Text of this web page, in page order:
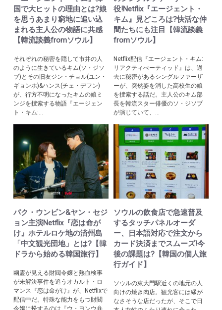
国で大ヒットの理由とは?娘
を思うあまり窮地に追い込
まれる主人公の物語に共感
【韓流談義fromソウル】
それぞれの秘密を隠して市井の人
のように生きているキム(ソ・ジソ
ブ)とその旧友ジン・チョル(ユン・
ギョンホ)&ハンス(チェ・デフン)
が、行方不明になったキムの娘ミ
ンジを捜索する物語『エージェン
ト・キム:...
役!Netflix『エージェント・
キム』見どころは?快活な仲
間たちにも注目【韓流談義
fromソウル】
Netflix配信『エージェント・キム:
リアクティべーティッド』は、過
去に秘密があるシングルファーザ
ーが、突然姿を消した高校生の娘
を捜索する話だ。主人公のキム部
長を韓流スター俳優のソ・ジソブ
が演じていて、...
パク・ウンビン&ヤン・セジ
ョン主演Netflix『恋は命が
け』ホテルロケ地の済州島
「中文観光団地」とは?【韓
ドラから始める韓国旅行】
幽霊が見える財閥令嬢と熱血検事
が未解決事件を追うオカルト・ロ
マンス『恋は命がけ』が、Netflixで
配信中だ。特殊な能力をもつ財閥
令嬢に扮するのは『ウ・ヨンウ弁
ソウルの飲食店で急速普及
するタッチパネルオーダ
ー、日本語対応で注文から
カード決済までスムーズ!今
後の課題は?【韓国の個人旅
行ガイド】
ソウルの東大門駅近くの地元の人
向けの焼き肉店。観光客には縁が
なさそうな店だったが、そこで日